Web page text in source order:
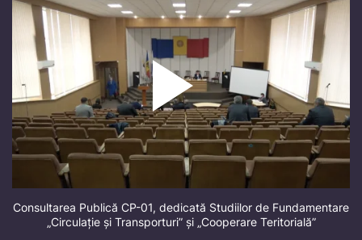
Consultarea Publică CP-01, dedicată Studiilor de Fundamentare
„Circulație și Transporturi” și „Cooperare Teritorială”